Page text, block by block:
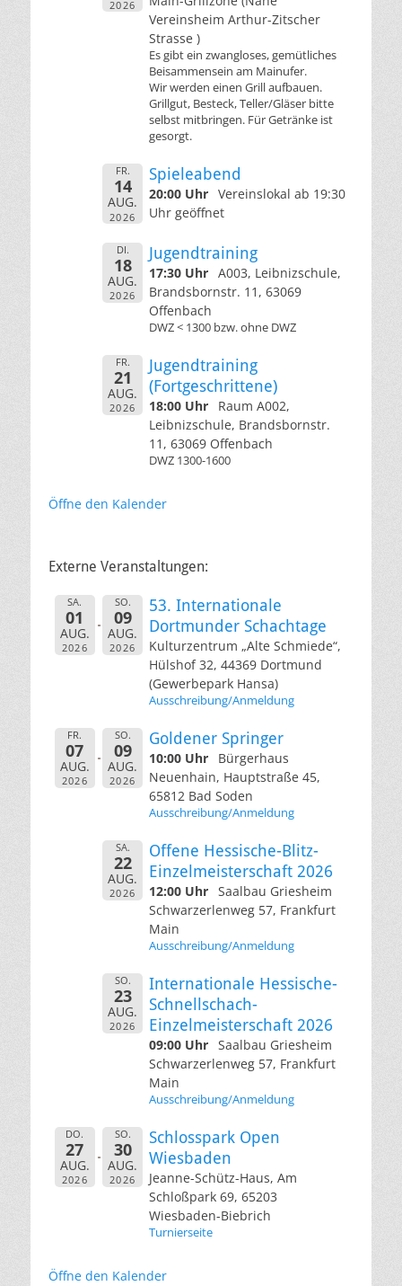
2026
Vereinsheim Arthur-Zitscher
Strasse )
Es gibt ein zwangloses, gemütliches
Beisammensein am Mainufer.
Wir werden einen Grill aufbauen.
Grillgut, Besteck, Teller/Gläser bitte
selbst mitbringen. Für Getränke ist
gesorgt.
FR.
14
AUG.
2026
Spieleabend
20:00 Uhr Vereinslokal ab 19:30
Uhr geöffnet
DI.
18
AUG.
2026
Jugendtraining
17:30 Uhr A003, Leibnizschule,
Brandsbornstr. 11, 63069
Offenbach
DWZ < 1300 bzw. ohne DWZ
FR.
21
AUG.
2026
Jugendtraining
(Fortgeschrittene)
18:00 Uhr
Raum A002,
Leibnizschule, Brandsbornstr.
11, 63069 Offenbach
DWZ 1300-1600
Öffne den Kalender
Externe Veranstaltungen:
SA.
01
AUG.
2026
SO.
09
AUG.
2026
53. Internationale
Dortmunder Schachtage
Kulturzentrum „Alte Schmiede“,
Hülshof 32, 44369 Dortmund
(Gewerbepark Hansa)
Ausschreibung/Anmeldung
FR.
07
AUG.
2026
SO.
09
AUG.
2026
Goldener Springer
10:00 Uhr
Bürgerhaus
Neuenhain, Hauptstraße 45,
65812 Bad Soden
Ausschreibung/Anmeldung
SA.
22
AUG.
2026
Offene Hessische-Blitz-
Einzelmeisterschaft 2026
12:00 Uhr Saalbau Griesheim
Schwarzerlenweg 57, Frankfurt
Main
Ausschreibung/Anmeldung
SO.
23
AUG.
2026
Internationale Hessische-
Schnellschach-
Einzelmeisterschaft 2026
09:00 Uhr Saalbau Griesheim
Schwarzerlenweg 57, Frankfurt
Main
Ausschreibung/Anmeldung
DO.
27
AUG.
2026
SO.
30
AUG.
2026
Schlosspark Open
Wiesbaden
Jeanne-Schütz-Haus, Am
Schloßpark 69, 65203
Wiesbaden-Biebrich
Turnierseite
Öffne den Kalender